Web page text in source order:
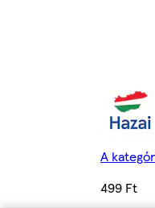
A
499 Ft